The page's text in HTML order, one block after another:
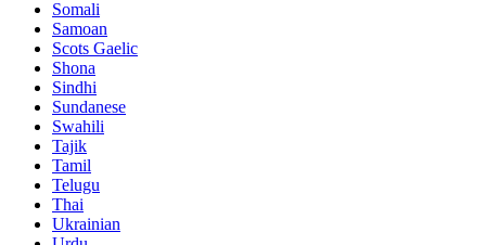
Somali
Samoan
Scots Gaelic
Shona
Sindhi
Sundanese
Swahili
Tajik
Tamil
Telugu
Thai
Ukrainian